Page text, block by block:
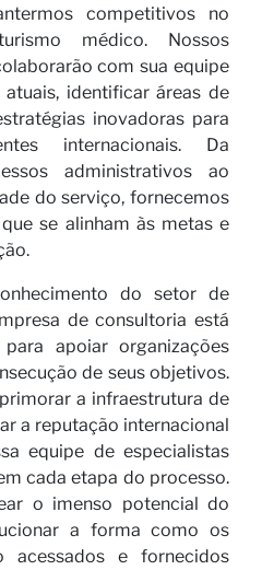
competitivos no
médico. Nossos
com sua equipe
identificar áreas de
inovadoras para
internacionais. Da
administrativos ao
do serviço, fornecemos
se alinham às metas e
do setor de
de consultoria está
apoiar organizações
de seus objetivos.
a infraestrutura de
a reputação internacional
equipe de especialistas
cada etapa do processo.
o imenso potencial do
a forma como os
acessados e fornecidos